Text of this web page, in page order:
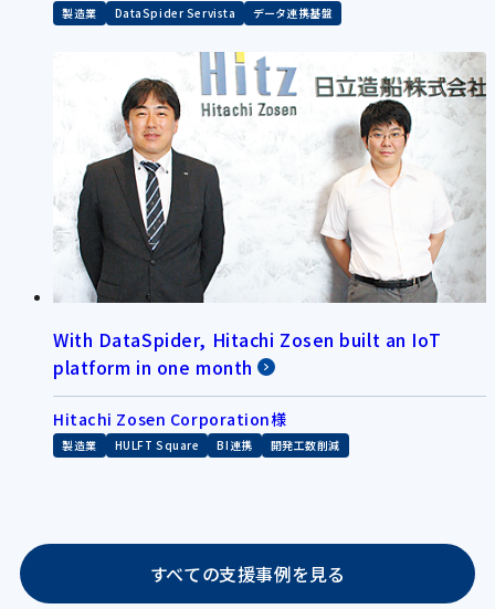
製造業 DataSpider Servista データ連携基盤
With DataSpider, Hitachi Zosen built an IoT
platform in one month
Hitachi Zosen Corporation様
製造業 HULFT Square BI連携 開発工数削減
すべての支援事例を見る